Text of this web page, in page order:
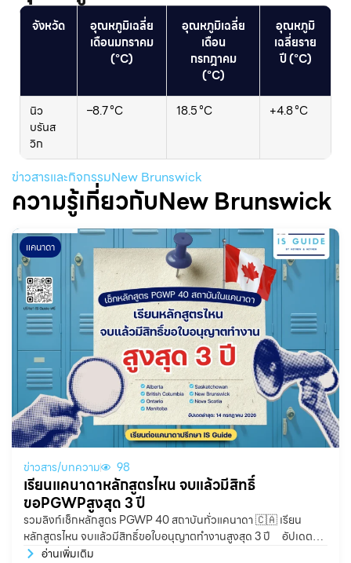
จังหวัด
อุณหภูมิเฉลี่ย
เดือนมกราคม
(°C)
อุณหภูมิเฉลี่ย
เดือน
กรกฎาคม
(°C)
อุณหภูมิ
เฉลี่ยราย
ปี (°C)
นิว
บรันส
วิก
–8.7 °C 18.5 °C +4.8 °C
ข่าวสารและกิจกรรมNew Brunswick
ความรู้เกี่ยวกับNew Brunswick
แคนาดา
ข่าวสาร/บทความ 98
เรียนแคนาดาหลักสูตรไหน จบแล้วมีสิทธิ์
ขอPGWPสูงสุด 3 ปี
รวมลิงก์เช็กหลักสูตร PGWP 40 สถาบันทั่วแคนาดา 🇨🇦 เรียน
หลักสูตรไหน จบแล้วมีสิทธิ์ขอใบอนุญาตทำงานสูงสุด 3 ปี อัปเดต
ล่าสุด: 14 กรกฎาคม 2026
อ่านเพิ่มเติม